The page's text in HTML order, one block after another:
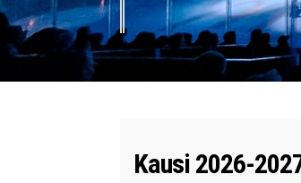
Kausi 2026-